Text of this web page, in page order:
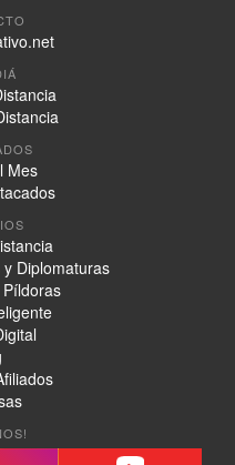
Mes
Diplomaturas